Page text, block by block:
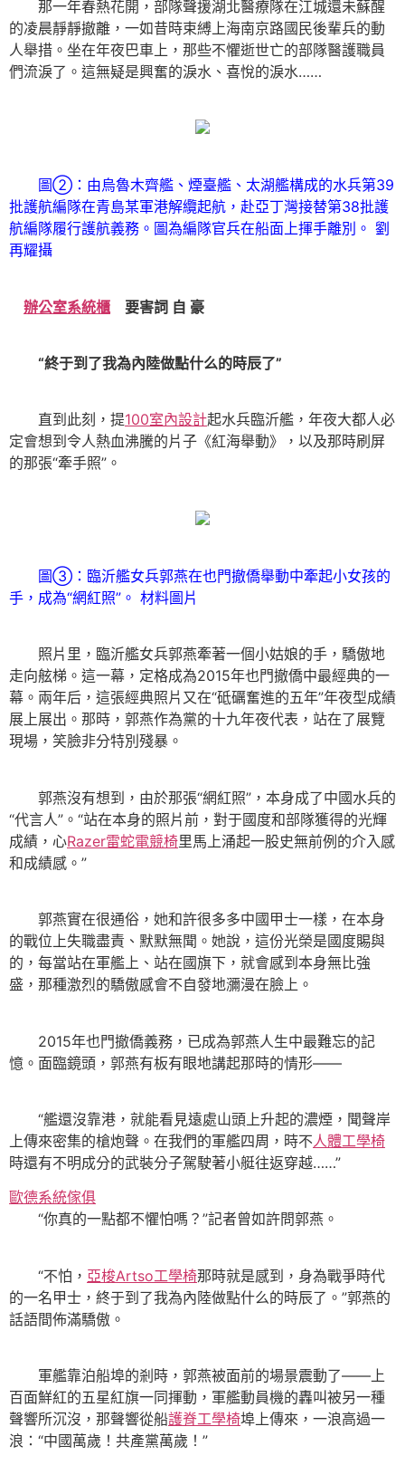
那一年春熱花開，部隊聲援湖北醫療隊在江城還未蘇醒
的凌晨靜靜撤離，一如昔時束縛上海南京路國民後輩兵的動
人舉措。坐在年夜巴車上，那些不懼逝世亡的部隊醫護職員
們流淚了。這無疑是興奮的淚水、喜悅的淚水……
圖②：由烏魯木齊艦、煙臺艦、太湖艦構成的水兵第39
批護航編隊在青島某軍港解纜起航，赴亞丁灣接替第38批護
航編隊履行護航義務。圖為編隊官兵在船面上揮手離別。 劉
再耀攝
辦公室系統櫃 要害詞 自 豪
“終于到了我為內陸做點什么的時辰了”
直到此刻，提100室內設計起水兵臨沂艦，年夜大都人必
定會想到令人熱血沸騰的片子《紅海舉動》，以及那時刷屏
的那張“牽手照”。
圖③：臨沂艦女兵郭燕在也門撤僑舉動中牽起小女孩的
手，成為“網紅照”。 材料圖片
照片里，臨沂艦女兵郭燕牽著一個小姑娘的手，驕傲地
走向舷梯。這一幕，定格成為2015年也門撤僑中最經典的一
幕。兩年后，這張經典照片又在“砥礪奮進的五年”年夜型成績
展上展出。那時，郭燕作為黨的十九年夜代表，站在了展覽
現場，笑臉非分特別殘暴。
郭燕沒有想到，由於那張“網紅照”，本身成了中國水兵的
“代言人”。“站在本身的照片前，對于國度和部隊獲得的光輝
成績，心Razer雷蛇電競椅里馬上涌起一股史無前例的介入感
和成績感。”
郭燕實在很通俗，她和許很多多中國甲士一樣，在本身
的戰位上失職盡責、默默無聞。她說，這份光榮是國度賜與
的，每當站在軍艦上、站在國旗下，就會感到本身無比強
盛，那種激烈的驕傲感會不自發地瀰漫在臉上。
2015年也門撤僑義務，已成為郭燕人生中最難忘的記
憶。面臨鏡頭，郭燕有板有眼地講起那時的情形——
“艦還沒靠港，就能看見遠處山頭上升起的濃煙，聞聲岸
上傳來密集的槍炮聲。在我們的軍艦四周，時不人體工學椅
時還有不明成分的武裝分子駕駛著小艇往返穿越……”
歐德系統傢俱
“你真的一點都不懼怕嗎？”記者曾如許問郭燕。
“不怕， 亞梭Artso工學椅那時就是感到，身為戰爭時代
的一名甲士，終于到了我為內陸做點什么的時辰了。”郭燕的
話語間佈滿驕傲。
軍艦靠泊船埠的剎時，郭燕被面前的場景震動了——上
百面鮮紅的五星紅旗一同揮動，軍艦動員機的轟叫被另一種
聲響所沉沒，那聲響從船護脊工學椅埠上傳來，一浪高過一
浪：“中國萬歲！共產黨萬歲！”